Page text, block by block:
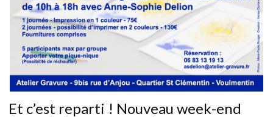
Et c’est reparti ! Nouveau week-end